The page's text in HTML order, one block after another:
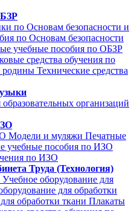
по Основам безопасности и
по Основам безопасности
учебные пособия по ОБЗР
средства обучения по
родины Технические средства
организаций
Модели и муляжи Печатные
учебные пособия по ИЗО
по ИЗО
Труда (Технология)
Учебное оборудование для
для обработки
обработки ткани Плакаты